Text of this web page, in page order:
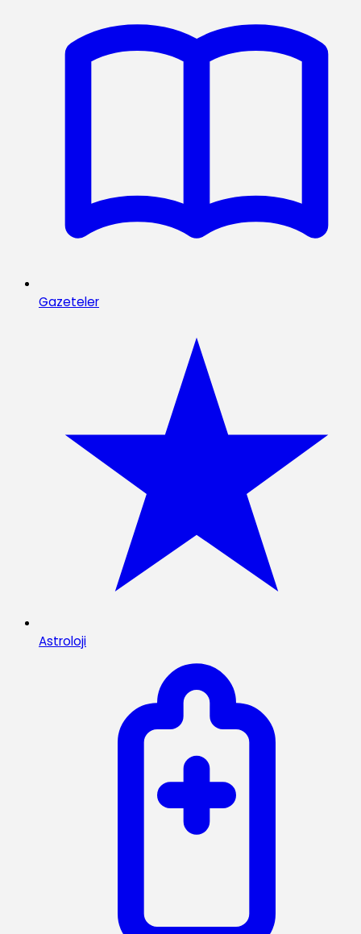
Gazeteler
Astroloji